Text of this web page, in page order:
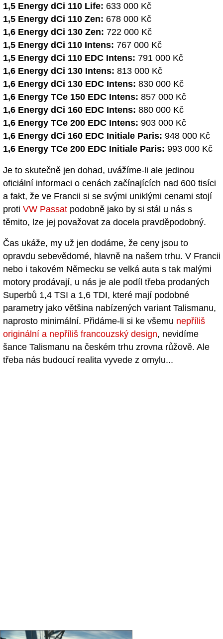
1,5 Energy dCi 110 Life: 633 000 Kč
1,5 Energy dCi 110 Zen: 678 000 Kč
1,6 Energy dCi 130 Zen: 722 000 Kč
1,5 Energy dCi 110 Intens: 767 000 Kč
1,5 Energy dCi 110 EDC Intens: 791 000 Kč
1,6 Energy dCi 130 Intens: 813 000 Kč
1,6 Energy dCi 130 EDC Intens: 830 000 Kč
1,6 Energy TCe 150 EDC Intens: 857 000 Kč
1,6 Energy dCi 160 EDC Intens: 880 000 Kč
1,6 Energy TCe 200 EDC Intens: 903 000 Kč
1,6 Energy dCi 160 EDC Initiale Paris: 948 000 Kč
1,6 Energy TCe 200 EDC Initiale Paris: 993 000 Kč
Je to skutečně jen dohad, uvážíme-li ale jedinou
oficiální informaci o cenách začínajících nad 600 tisíci
a fakt, že ve Francii si se svými uniklými cenami stojí
proti VW Passat podobně jako by si stál u nás s
těmito, lze jej považovat za docela pravděpodobný.
Čas ukáže, my už jen dodáme, že ceny jsou to
opravdu sebevědomé, hlavně na našem trhu. V Francii
nebo i takovém Německu se velká auta s tak malými
motory prodávají, u nás je ale podíl třeba prodaných
Superbů 1,4 TSI a 1,6 TDI, které mají podobné
parametry jako většina nabízených variant Talismanu,
naprosto minimální. Přidáme-li si ke všemu nepříliš
originální a nepříliš francouzský design, nevidíme
šance Talismanu na českém trhu zrovna růžově. Ale
třeba nás budoucí realita vyvede z omylu...